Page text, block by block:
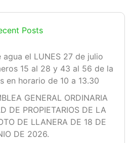
Posts
el LUNES 27 de julio
15 al 28 y 43 al 56 de la
en horario de 10 a 13.30
GENERAL ORDINARIA
DE PROPIETARIOS DE LA
DE LLANERA DE 18 DE
DE 2026.